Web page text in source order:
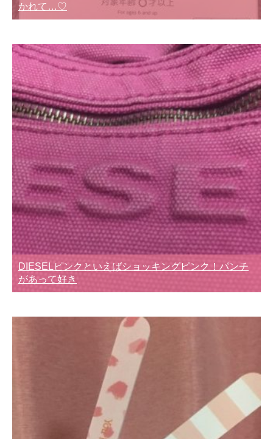
かれて…♡
DIESELピンクといえばショッキングピンク！パンチ
があって好き